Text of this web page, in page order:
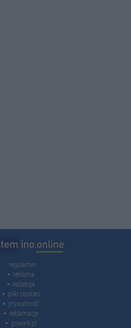
regulamin
reklama
redakcja
pliki cookies
prywatność
reklamacje
gowork.pl